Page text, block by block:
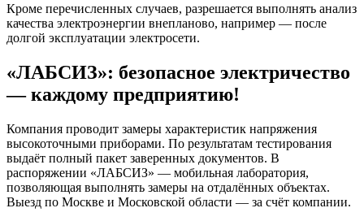
Кроме перечисленных случаев, разрешается выполнять анализ
качества электроэнергии внепланово, например — после
долгой эксплуатации электросети.
«ЛАБСИЗ»: безопасное электричество
— каждому предприятию!
Компания проводит замеры характеристик напряжения
высокоточными приборами. По результатам тестирования
выдаёт полный пакет заверенных документов. В
распоряжении «ЛАБСИЗ» — мобильная лаборатория,
позволяющая выполнять замеры на отдалённых объектах.
Выезд по Москве и Московской области — за счёт компании.